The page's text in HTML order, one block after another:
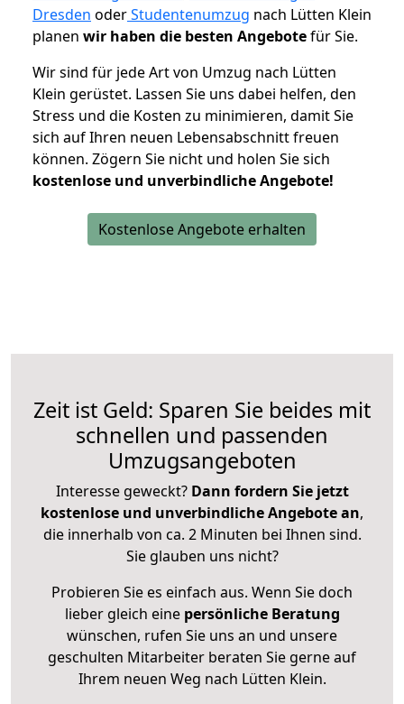
Dresden oderStudentenumzug nach Lütten Klein
planen wir haben die besten Angebotefür Sie.
Wir sind für jede Art von Umzug nach Lütten
Klein gerüstet. Lassen Sie uns dabei helfen, den
Stress und die Kosten zu minimieren, damit Sie
sich auf Ihren neuen Lebensabschnitt freuen
können. Zögern Sie nicht und holen Sie sich
kostenlose und unverbindliche Angebote!
Kostenlose Angebote erhalten
Zeit ist Geld: Sparen Sie beides mit
schnellen und passenden
Umzugsangeboten
Interesse geweckt? Dann fordern Sie jetzt
kostenlose und unverbindliche Angebote an,
die innerhalb von ca. 2 Minuten bei Ihnen sind.
Sie glauben uns nicht?
Probieren Sie es einfach aus. Wenn Sie doch
lieber gleich eine persönliche Beratung
wünschen, rufen Sie uns an und unsere
geschulten Mitarbeiter beraten Sie gerne auf
Ihrem neuen Weg nach Lütten Klein.